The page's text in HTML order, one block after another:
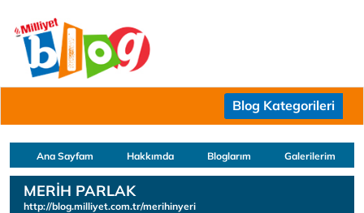
Blog Kategorileri
Ana Sayfam Hakkımda Bloglarım Galerilerim
MERİH PARLAK
http://blog.milliyet.com.tr/merihinyeri